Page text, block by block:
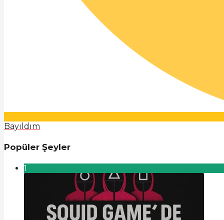
Bayıldım
Popüler Şeyler
1